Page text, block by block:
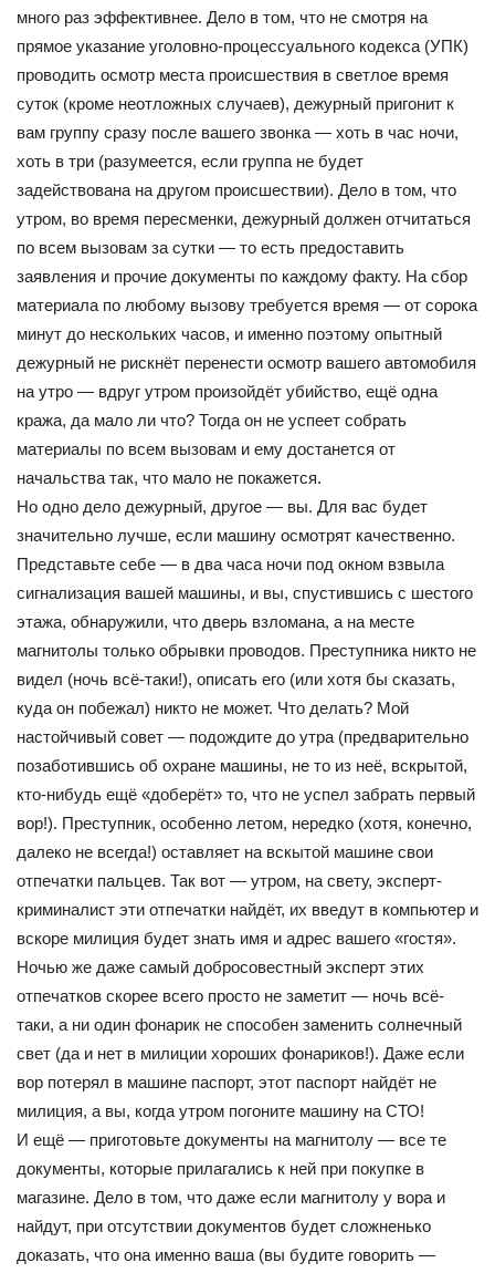
много раз эффективнее. Дело в том, что не смотря на
прямое указание уголовно-процессуального кодекса (УПК)
проводить осмотр места происшествия в светлое время
суток (кроме неотложных случаев), дежурный пригонит к
вам группу сразу после вашего звонка — хоть в час ночи,
хоть в три (разумеется, если группа не будет
задействована на другом происшествии). Дело в том, что
утром, во время пересменки, дежурный должен отчитаться
по всем вызовам за сутки — то есть предоставить
заявления и прочие документы по каждому факту. На сбор
материала по любому вызову требуется время — от сорока
минут до нескольких часов, и именно поэтому опытный
дежурный не рискнёт перенести осмотр вашего автомобиля
на утро — вдруг утром произойдёт убийство, ещё одна
кража, да мало ли что? Тогда он не успеет собрать
материалы по всем вызовам и ему достанется от
начальства так, что мало не покажется.
Но одно дело дежурный, другое — вы. Для вас будет
значительно лучше, если машину осмотрят качественно.
Представьте себе — в два часа ночи под окном взвыла
сигнализация вашей машины, и вы, спустившись с шестого
этажа, обнаружили, что дверь взломана, а на месте
магнитолы только обрывки проводов. Преступника никто не
видел (ночь всё-таки!), описать его (или хотя бы сказать,
куда он побежал) никто не может. Что делать? Мой
настойчивый совет — подождите до утра (предварительно
позаботившись об охране машины, не то из неё, вскрытой,
кто-нибудь ещё «доберёт» то, что не успел забрать первый
вор!). Преступник, особенно летом, нередко (хотя, конечно,
далеко не всегда!) оставляет на вскытой машине свои
отпечатки пальцев. Так вот — утром, на свету, эксперт-
криминалист эти отпечатки найдёт, их введут в компьютер и
вскоре милиция будет знать имя и адрес вашего «гостя».
Ночью же даже самый добросовестный эксперт этих
отпечатков скорее всего просто не заметит — ночь всё-
таки, а ни один фонарик не способен заменить солнечный
свет (да и нет в милиции хороших фонариков!). Даже если
вор потерял в машине паспорт, этот паспорт найдёт не
милиция, а вы, когда утром погоните машину на СТО!
И ещё — приготовьте документы на магнитолу — все те
документы, которые прилагались к ней при покупке в
магазине. Дело в том, что даже если магнитолу у вора и
найдут, при отсутствии документов будет сложненько
доказать, что она именно ваша (вы будите говорить —